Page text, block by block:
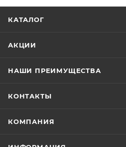
КАТАЛОГ
АКЦИИ
НАШИ ПРЕИМУЩЕСТВА
КОНТАКТЫ
КОМПАНИЯ